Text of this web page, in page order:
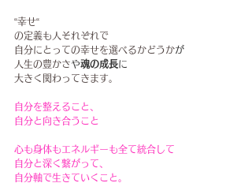
“幸せ“
の定義も人それぞれで
自分にとっての幸せを選べるかどうかが
人生の豊かさや魂の成長に
大きく関わってきます。
自分を整えること、
自分と向き合うこと
心も身体もエネルギーも全て統合して
自分と深く繋がって、
自分軸で生きていくこと。